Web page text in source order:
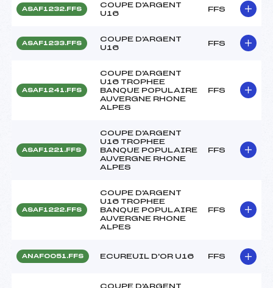
ASAF1232.FFS
COUPE D'ARGENT
U16
FFS
ASAF1233.FFS
COUPE D'ARGENT
U16
FFS
ASAF1241.FFS
COUPE D'ARGENT
U16 TROPHEE
BANQUE POPULAIRE
AUVERGNE RHONE
ALPES
FFS
ASAF1221.FFS
COUPE D'ARGENT
U16 TROPHEE
BANQUE POPULAIRE
AUVERGNE RHONE
ALPES
FFS
ASAF1222.FFS
COUPE D'ARGENT
U16 TROPHEE
BANQUE POPULAIRE
AUVERGNE RHONE
ALPES
FFS
ANAF0051.FFS ECUREUIL D'OR U16 FFS
COUPE D'ARGENT